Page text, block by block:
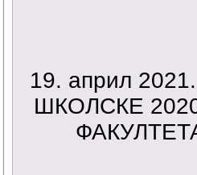
19. април
ШКОЛСКЕ